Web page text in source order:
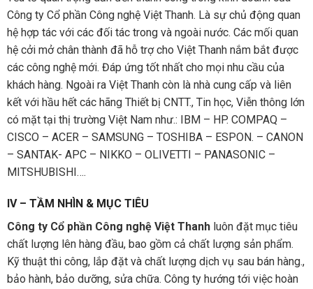
Công ty Cổ phần Công nghệ Việt Thanh. Là sự chủ động quan
hệ hợp tác với các đối tác trong và ngoài nước. Các mối quan
hệ cởi mở chân thành đã hỗ trợ cho Việt Thanh nắm bắt được
các công nghệ mới. Đáp ứng tốt nhất cho mọi nhu cầu của
khách hàng. Ngoài ra Việt Thanh còn là nhà cung cấp và liên
kết với hầu hết các hãng Thiết bị CNTT., Tin học, Viễn thông lớn
có mặt tại thị trường Việt Nam như.: IBM – HP. COMPAQ –
CISCO – ACER – SAMSUNG – TOSHIBA – ESPON. – CANON
– SANTAK- APC – NIKKO – OLIVETTI – PANASONIC –
MITSHUBISHI….
IV – TẦM NHÌN & MỤC TIÊU
Công ty Cổ phần Công nghệ Việt Thanhluôn đặt mục tiêu
chất lượng lên hàng đầu, bao gồm cả chất lượng sản phẩm.
Kỹ thuật thi công, lắp đặt và chất lượng dịch vụ sau bán hàng.,
bảo hành, bảo dưỡng, sửa chữa. Công ty hướng tới việc hoàn